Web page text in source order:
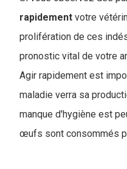
rapidement votre
prolifération de ces
pronostic vital de votre
Agir rapidement est
maladie verra sa
manque d'hygiène est
œufs sont consommés